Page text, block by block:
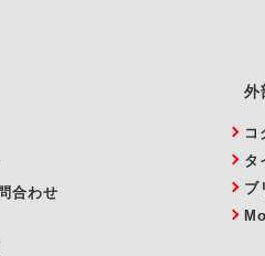
合わせ
外
コ
タ
ブ